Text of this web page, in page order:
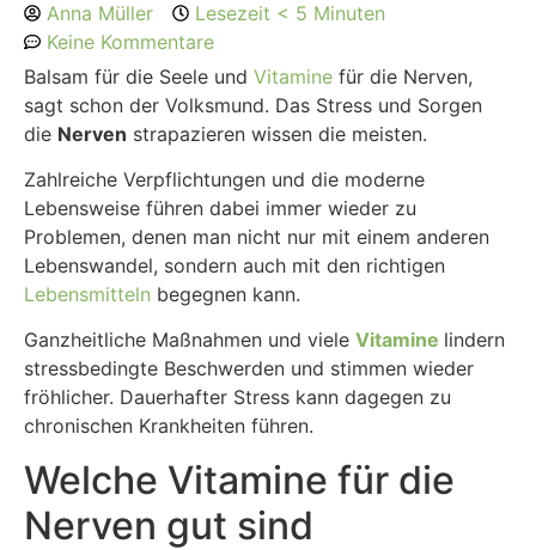
Anna Müller
Lesezeit < 5 Minuten
Keine Kommentare
Balsam für die Seele und Vitamine für die Nerven,
sagt schon der Volksmund. Das Stress und Sorgen
die Nerven strapazieren wissen die meisten.
Zahlreiche Verpflichtungen und die moderne
Lebensweise führen dabei immer wieder zu
Problemen, denen man nicht nur mit einem anderen
Lebenswandel, sondern auch mit den richtigen
Lebensmitteln begegnen kann.
Ganzheitliche Maßnahmen und viele Vitamine lindern
stressbedingte Beschwerden und stimmen wieder
fröhlicher. Dauerhafter Stress kann dagegen zu
chronischen Krankheiten führen.
Welche Vitamine für die
Nerven gut sind